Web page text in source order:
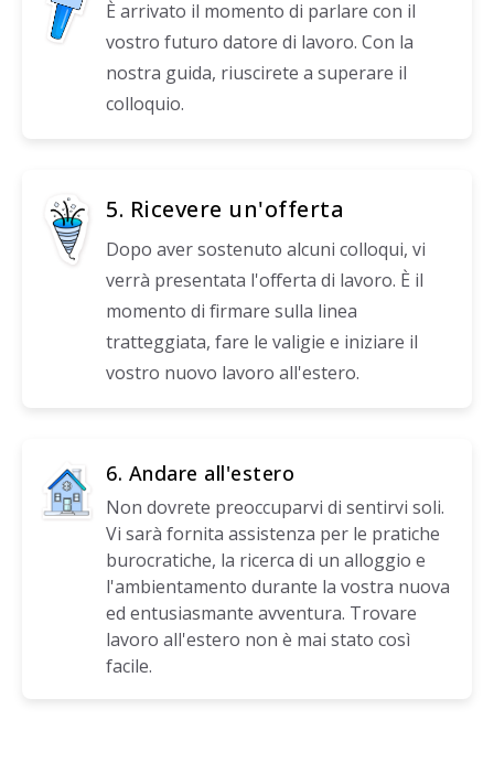
È arrivato il momento di parlare con il
vostro futuro datore di lavoro. Con la
nostra guida, riuscirete a superare il
colloquio.
5. Ricevere un'offerta
Dopo aver sostenuto alcuni colloqui, vi
verrà presentata l'offerta di lavoro. È il
momento di firmare sulla linea
tratteggiata, fare le valigie e iniziare il
vostro nuovo lavoro all'estero.
6. Andare all'estero
Non dovrete preoccuparvi di sentirvi soli.
Vi sarà fornita assistenza per le pratiche
burocratiche, la ricerca di un alloggio e
l'ambientamento durante la vostra nuova
ed entusiasmante avventura. Trovare
lavoro all'estero non è mai stato così
facile.